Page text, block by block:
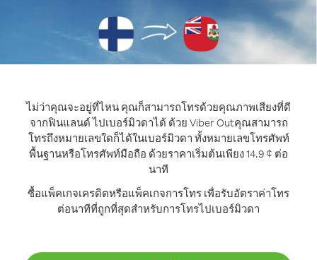
ไม่ว่าคุณจะอยู่ที่ไหน คุณก็สามารถโทรด้วยคุณภาพเสียงที่ดี
จากฟินแลนด์ ไปเบอร์มิวดาได้ ด้วย Viber Outคุณสามารถ
โทรถึงหมายเลขใดก็ได้ในเบอร์มิวดา ทั้งหมายเลขโทรศัพท์
พื้นฐานหรือโทรศัพท์มือถือ ด้วยราคาเริ่มต้นเพียง 14.9 ¢ ต่อ
นาที
ซื้อแพ็คเกจเครดิตหรือแพ็คเกจการโทร เพื่อรับอัตราค่าโทร
ต่อนาทีที่ถูกที่สุดสำหรับการโทรไปเบอร์มิวดา